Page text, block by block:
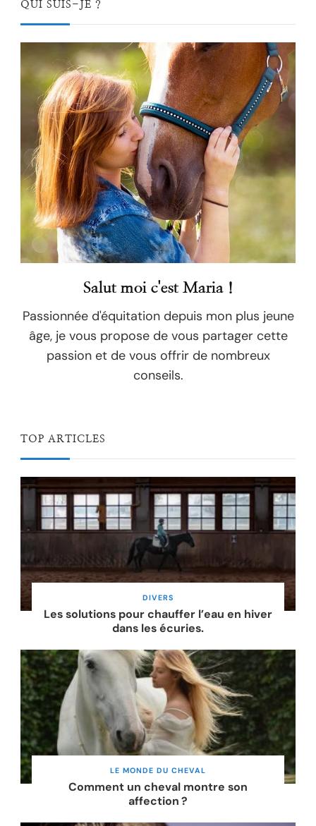
QUI SUIS-JE ?
Salut moi c'est Maria !
Passionnée d'équitation depuis mon plus jeune
âge, je vous propose de vous partager cette
passion et de vous offrir de nombreux
conseils.
TOP ARTICLES
DIVERS
Les solutions pour chauffer l’eau en hiver
dans les écuries.
LE MONDE DU CHEVAL
Comment un cheval montre son
affection ?